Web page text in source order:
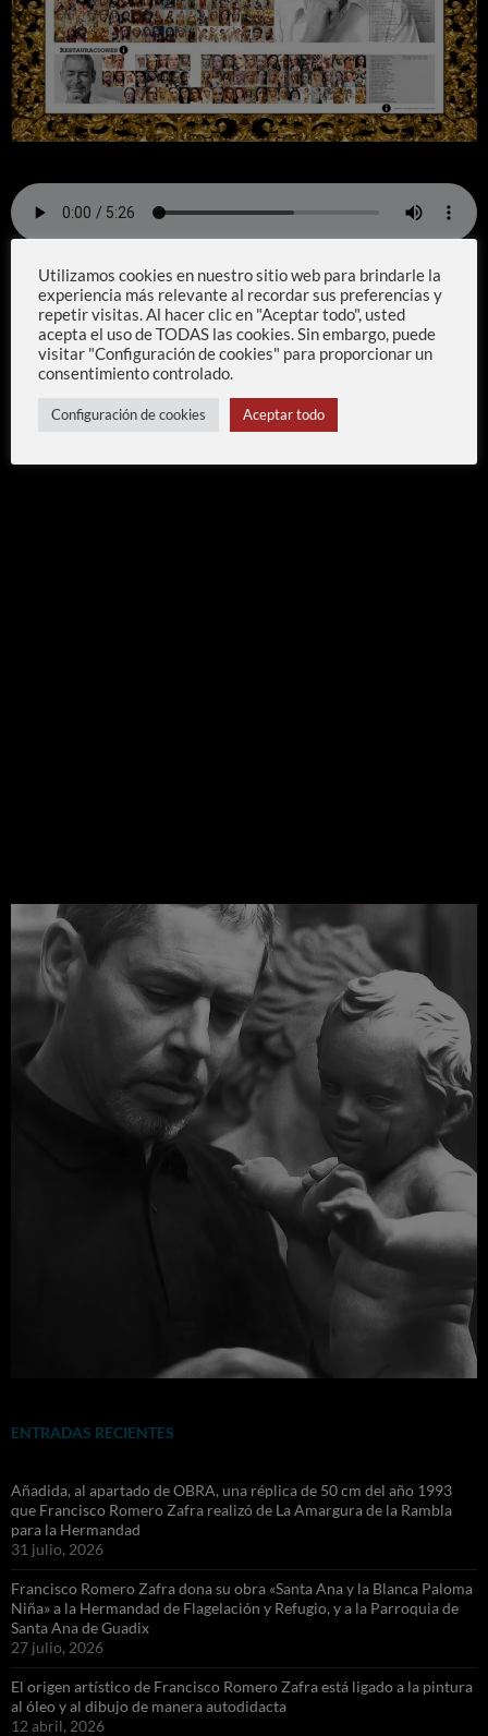
ENTRADAS RECIENTES
Añadida, al apartado de OBRA, una réplica de 50 cm del año 1993
que Francisco Romero Zafra realizó de La Amargura de la Rambla
para la Hermandad
31 julio, 2026
Francisco Romero Zafra dona su obra «Santa Ana y la Blanca Paloma
Niña» a la Hermandad de Flagelación y Refugio, y a la Parroquia de
Santa Ana de Guadix
27 julio, 2026
El origen artístico de Francisco Romero Zafra está ligado a la pintura
al óleo y al dibujo de manera autodidacta
12 abril, 2026
Utilizamos cookies en nuestro sitio web para brindarle la
experiencia más relevante al recordar sus preferencias y
repetir visitas. Al hacer clic en "Aceptar todo", usted
acepta el uso de TODAS las cookies. Sin embargo, puede
visitar "Configuración de cookies" para proporcionar un
consentimiento controlado.
Configuración de cookies Aceptar todo